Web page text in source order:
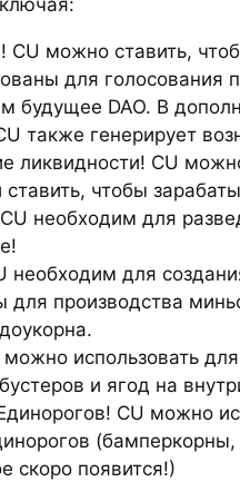
CU можно ставить,
для голосования
будущее DAO. В
также генерирует
ликвидности! CU
чтобы
необходим для
необходим для
для производства
использовать
и ягод на
CU можно
скоро появится!)